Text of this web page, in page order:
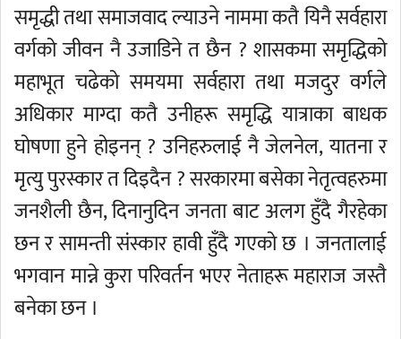
समृद्धी तथा समाजवाद ल्याउने नाममा कतै यिनै सर्वहारा
वर्गको जीवन नै उजाडिने त छैन ? शासकमा समृद्धिको
महाभूत चढेको समयमा सर्वहारा तथा मजदुर वर्गले
अधिकार माग्दा कतै उनीहरू समृद्धि यात्राका बाधक
घोषणा हुने होइनन् ? उनिहरुलाई नै जेलनेल, यातना र
मृत्यु पुरस्कार त दिइदैन ? सरकारमा बसेका नेतृत्वहरुमा
जनशैली छैन, दिनानुदिन जनता बाट अलग हुँदै गैरहेका
छन र सामन्ती संस्कार हावी हुँदै गएको छ । जनतालाई
भगवान मान्ने कुरा परिवर्तन भएर नेताहरू महाराज जस्तै
बनेका छन ।